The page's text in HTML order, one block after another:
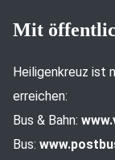
Mit
Heiligenkreuz ist
erreichen:
Bus & Bahn:
Bus: